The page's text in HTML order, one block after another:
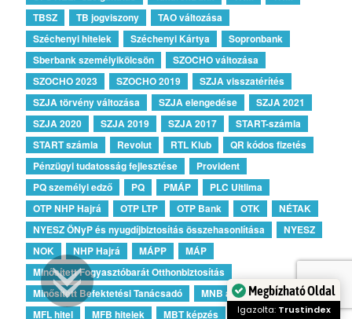
TBSZ
TB jogviszony
TAO változása
Széchenyi hitelek
Széchenyi Kártya
Sopronbank
Sberbank személyikölcsön
SZOCHO változása
SZOCHO 2023
SZOCHO 2019
SZJA visszatérítés
SZJA törvény változása
SZJA elengedése
SZJA 2021
SZJA 2020
SZJA 2019 SZJA 2017
START-számla
START számla
Revolut RTL Klub
QR kódos fizetés
Pénzügyi tudatosság fejlesztése
Provident
PQ személyi edző
PQ PMÁP
PLC Ultlima
OTP NHP Hajrá
OTP LTP OTP Bank OTK
NÉTAK
NYESZ ÖNyP és nyugdíjbiztosítás összehasonlítása
NYESZ
NOK
NHP Hajrá MÁPP
MÁP
Minősített Fogyasztóbarát Otthonbiztosítás
Minősített Befektetési Tanácsadó
MNB ajánlás
MFO
MFL hitel
MFB hitelek MBT képzés Megbízható Oldal